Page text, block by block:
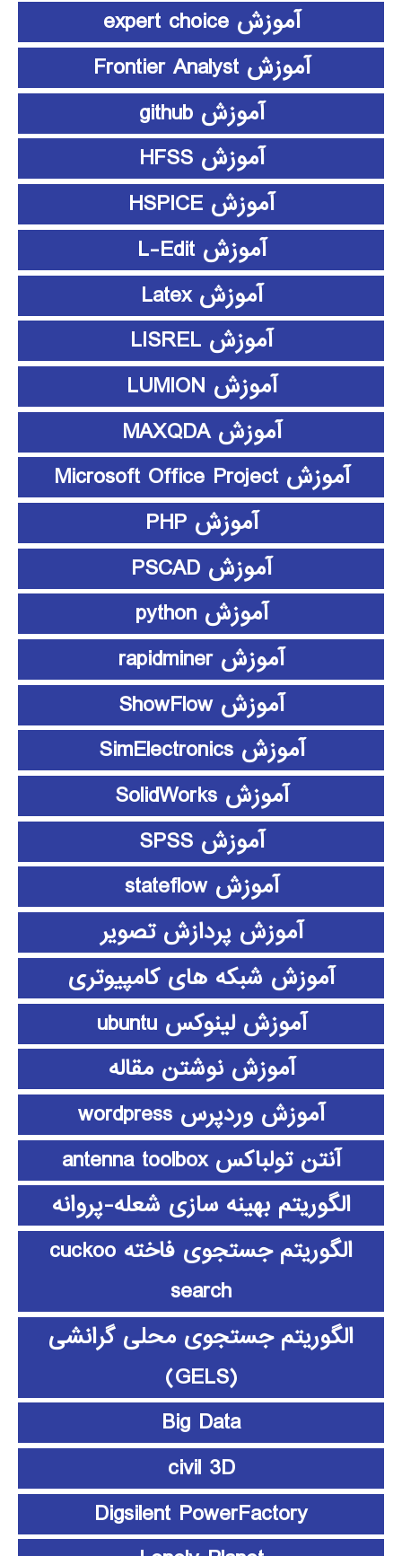
آموزش expert choice
آموزش Frontier Analyst
آموزش github
آموزش HFSS
آموزش HSPICE
آموزش L-Edit
آموزش Latex
آموزش LISREL
آموزش LUMION
آموزش MAXQDA
آموزش Microsoft Office Project
آموزش PHP
آموزش PSCAD
آموزش python
آموزش rapidminer
آموزش ShowFlow
آموزش SimElectronics
آموزش SolidWorks
آموزش SPSS
آموزش stateflow
آموزش پردازش تصویر
آموزش شبکه های کامپیوتری
آموزش لینوکس ubuntu
آموزش نوشتن مقاله
آموزش وردپرس wordpress
آنتن تولباکس antenna toolbox
الگوریتم بهینه سازی شعله-پروانه
الگوریتم جستجوی فاخته cuckoo
search
الگوریتم جستجوی محلی گرانشی
(GELS)
Big Data
civil 3D
Digsilent PowerFactory